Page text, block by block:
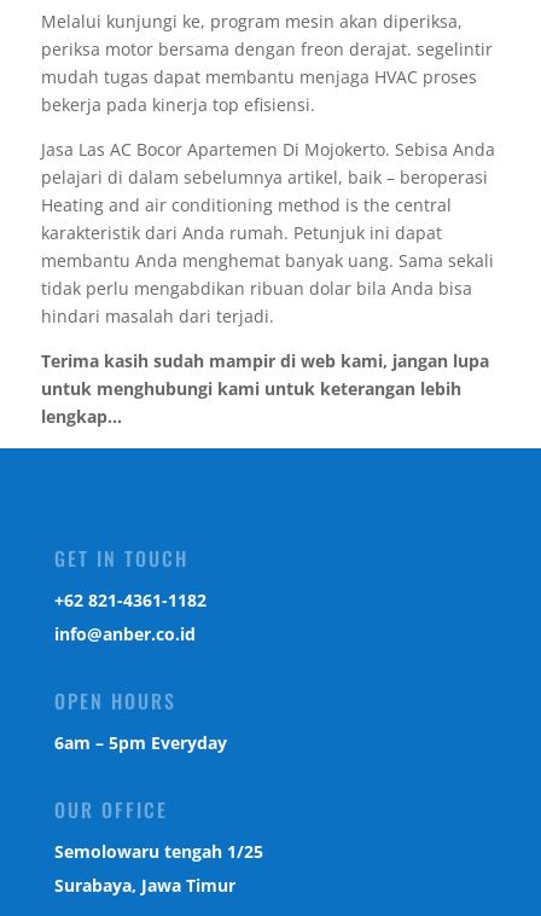
Melalui kunjungi ke, program mesin akan diperiksa,
periksa motor bersama dengan freon derajat. segelintir
mudah tugas dapat membantu menjaga HVAC proses
bekerja pada kinerja top efisiensi.
Jasa Las AC Bocor Apartemen Di Mojokerto. Sebisa Anda
pelajari di dalam sebelumnya artikel, baik – beroperasi
Heating and air conditioning method is the central
karakteristik dari Anda rumah. Petunjuk ini dapat
membantu Anda menghemat banyak uang. Sama sekali
tidak perlu mengabdikan ribuan dolar bila Anda bisa
hindari masalah dari terjadi.
Terima kasih sudah mampir di web kami, jangan lupa
untuk menghubungi kami untuk keterangan lebih
lengkap...
GET IN TOUCH
‎+62 821-4361-1182
info@anber.co.id
OPEN HOURS
6am – 5pm Everyday
OUR OFFICE
Semolowaru tengah 1/25
Surabaya, Jawa Timur